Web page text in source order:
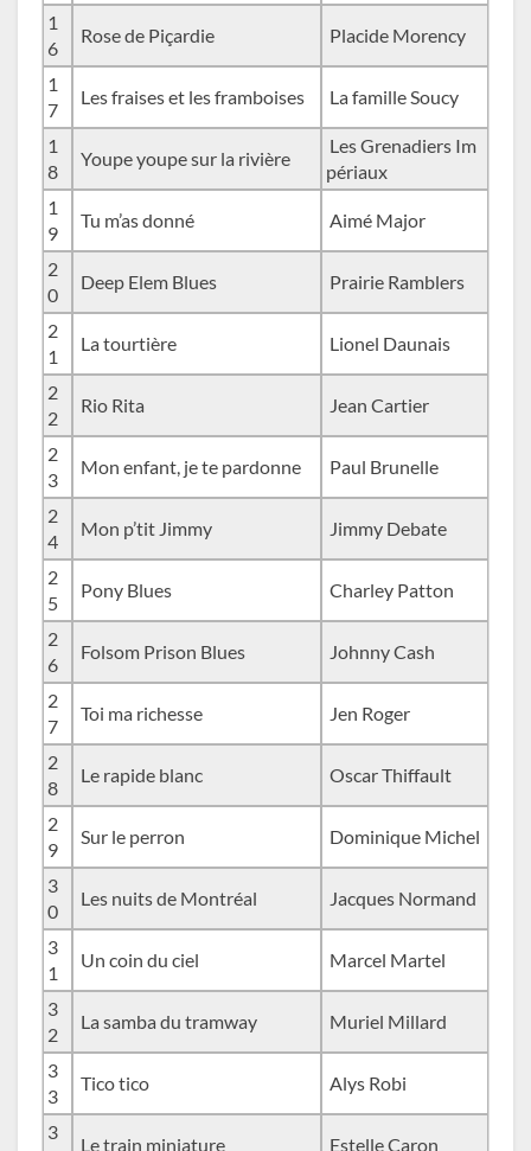
1
6
Rose de Piçardie Placide Morency
1
7
Les fraises et les framboises La famille Soucy
1
8
Youpe youpe sur la rivière
Les Grenadiers Im
périaux
1
9
Tu m’as donné Aimé Major
2
0
Deep Elem Blues Prairie Ramblers
2
1
La tourtière Lionel Daunais
2
2
Rio Rita Jean Cartier
2
3
Mon enfant, je te pardonne Paul Brunelle
2
4
Mon p’tit Jimmy Jimmy Debate
2
5
Pony Blues Charley Patton
2
6
Folsom Prison Blues Johnny Cash
2
7
Toi ma richesse Jen Roger
2
8
Le rapide blanc Oscar Thiffault
2
9
Sur le perron Dominique Michel
3
0
Les nuits de Montréal Jacques Normand
3
1
Un coin du ciel Marcel Martel
3
2
La samba du tramway Muriel Millard
3
3
Tico tico Alys Robi
3
Le train miniature Estelle Caron